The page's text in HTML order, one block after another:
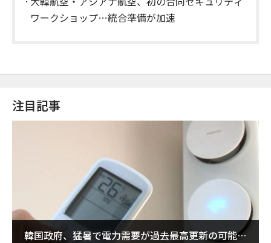
ワークショップ…統合準備が加速
注目記事
韓国政府、猛暑で電力需要が過去最高更新の可能性